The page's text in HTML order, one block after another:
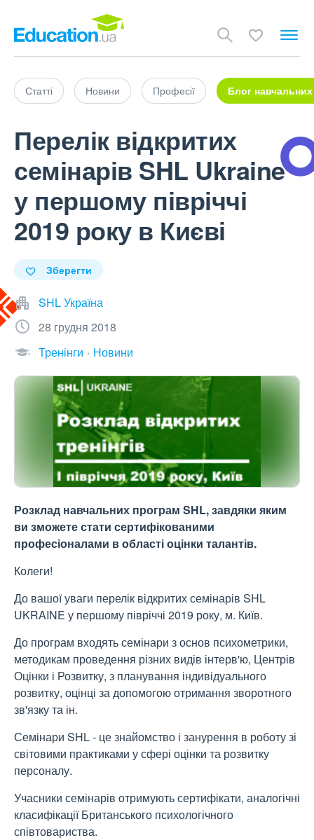
Статті Новини Професії Блог навчальних
Перелік відкритих
семінарів SHL Ukraine
у першому півріччі
2019 року в Києві
Зберегти
SHL Україна
28 грудня 2018
Тренінги
Новини
Розклад навчальних програм SHL, завдяки яким
ви зможете стати сертифікованими
професіоналами в області оцінки талантів.
Колеги!
До вашої уваги перелік відкритих семінарів SHL
UKRAINE у першому півріччі 2019 року, м. Київ.
До програм входять семінари з основ психометрики,
методикам проведення різних видів інтерв'ю, Центрів
Оцінки і Розвитку, з планування індивідуального
розвитку, оцінці за допомогою отримання зворотного
зв'язку та ін.
Семінари SHL - це знайомство і занурення в роботу зі
світовими практиками у сфері оцінки та розвитку
персоналу.
Учасники семінарів отримують сертифікати, аналогічні
класифікації Британського психологічного
співтовариства.